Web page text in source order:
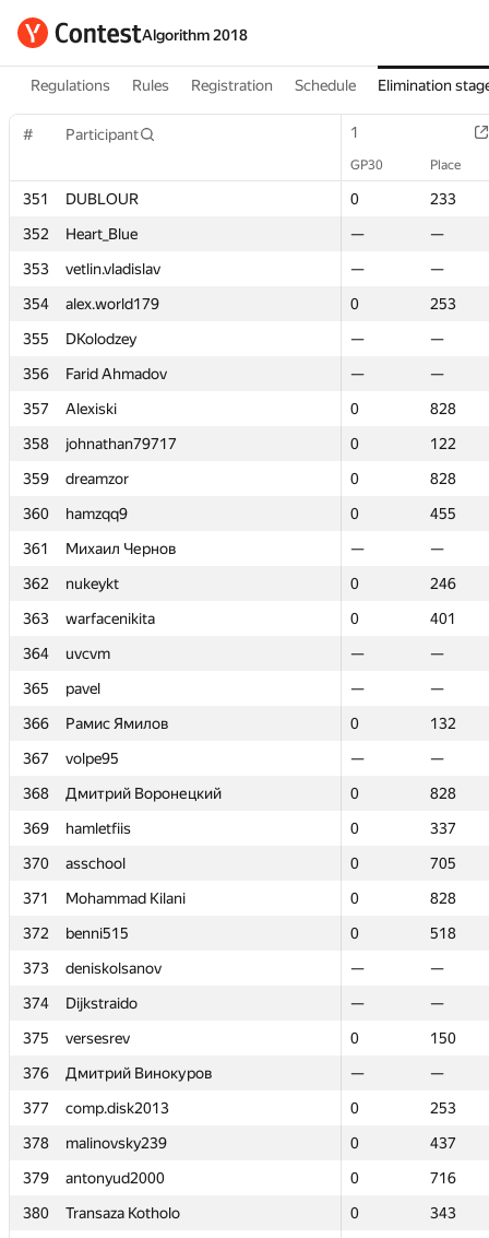
Algorithm 2018
Regulations Rules Registration Schedule Elimination
# Participant 1
GP30 Place
351 DUBLOUR 0
233
352
Heart_Blue —
—
353
vetlin.vladislav —
—
354
alex.world179 0
253
355
DKolodzey —
—
356
Farid Ahmadov —
—
357
Alexiski 0
828
358
johnathan79717 0
122
359
dreamzor 0
828
360
hamzqq9 0
455
361
Михаил Чернов —
—
362
nukeykt 0
246
363
warfacenikita 0
401
364
uvcvm —
—
365
pavel —
—
366
Рамис Ямилов 0
132
367
volpe95 —
—
368
Дмитрий Воронецкий 0
828
369
hamletfiis 0
337
370
asschool 0
705
371
Mohammad Kilani 0
828
372
benni515 0
518
373
deniskolsanov —
—
374
Dijkstraido —
—
375
versesrev 0
150
376
Дмитрий Винокуров —
—
377
comp.disk2013 0
253
378
malinovsky239 0
437
379
antonyud2000 0
716
380
Transaza Kotholo 0
343
# Participant 1
GP30 Place
351 DUBLOUR 0
233
352
Heart_Blue —
—
353
vetlin.vladislav —
—
354
alex.world179 0
253
355
DKolodzey —
—
356
Farid Ahmadov —
—
357
Alexiski 0
828
358
johnathan79717 0
122
359
dreamzor 0
828
360
hamzqq9 0
455
361
Михаил Чернов —
—
362
nukeykt 0
246
363
warfacenikita 0
401
364
uvcvm —
—
365
pavel —
—
366
Рамис Ямилов 0
132
367
volpe95 —
—
368
Дмитрий Воронецкий 0
828
369
hamletfiis 0
337
370
asschool 0
705
371
Mohammad Kilani 0
828
372
benni515 0
518
373
deniskolsanov —
—
374
Dijkstraido —
—
375
versesrev 0
150
376
Дмитрий Винокуров —
—
377
comp.disk2013 0
253
378
malinovsky239 0
437
379
antonyud2000 0
716
380
Transaza Kotholo 0
343